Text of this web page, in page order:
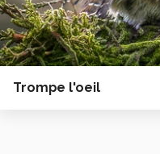
Trompe l'oeil